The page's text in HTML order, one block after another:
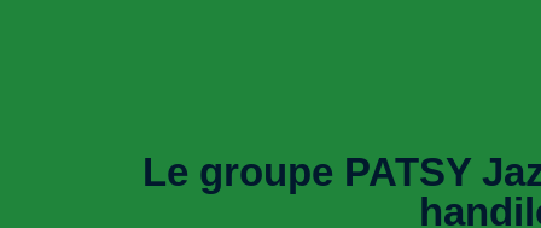
Le groupe PATSY